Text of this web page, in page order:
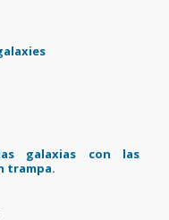
galaxias con las
trampa.